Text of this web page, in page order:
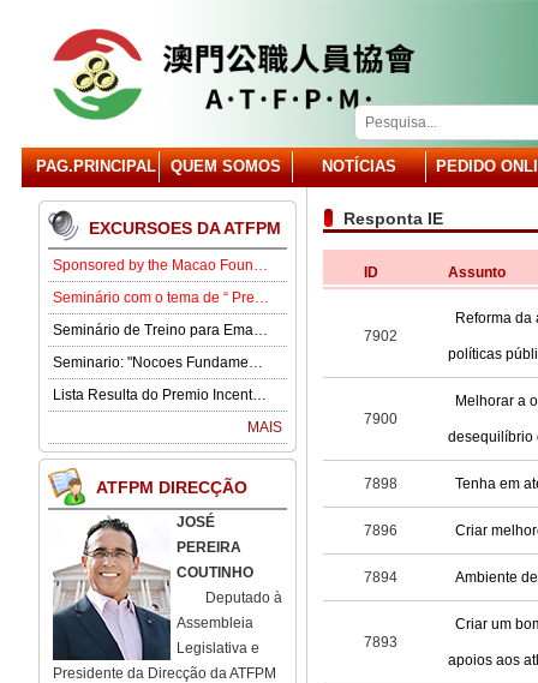
PAG.PRINCIPAL QUEM SOMOS NOTÍCIAS PEDIDO
EXCURSOES DA ATFPM
Sponsored by the Macao Foundation, the Macau Civil Servants Association (ATFPM) will organize the “Job Opportunities for Youth Seminar” at 3:00 p.m. on 15 August in our Association . Our guest speaker is Lawmaker José Pereira Coutinho.
Seminário com o tema de “ Prevenção e Controlo da Gota” .
Seminário de Treino para Emagrecimento.
Seminario: "Nocoes Fundamentais de Direito Comercialde Macau: Regime das Sociedades Comerciais,Orgaos Sociais, Direitos e Obrigagoes dos Socios"
Lista Resulta do Premio Incentivo 2026
MAIS
ATFPM DIRECÇÃO
JOSÉ
PEREIRA
COUTINHO
Deputado à
Assembleia
Legislativa e
Presidente da Direcção da ATFPM
Responta IE
ID Assunto
7902
Reforma
políticas
7900
Melhorar a
desequilíbrio
7898 Tenha em
7896 Criar
7894 Ambiente
7893
Criar um
apoios aos